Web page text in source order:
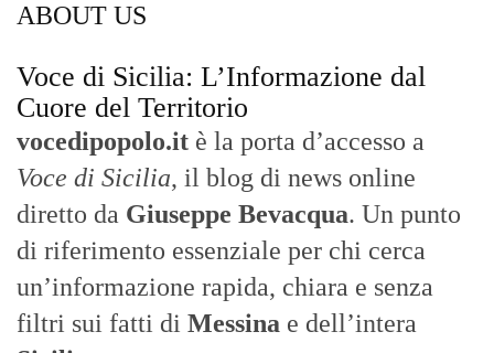
ABOUT US
Voce di Sicilia: L’Informazione dal
Cuore del Territorio
vocedipopolo.it è la porta d’accesso a
Voce di Sicilia, il blog di news online
diretto da Giuseppe Bevacqua. Un punto
di riferimento essenziale per chi cerca
un’informazione rapida, chiara e senza
filtri sui fatti di Messina e dell’intera